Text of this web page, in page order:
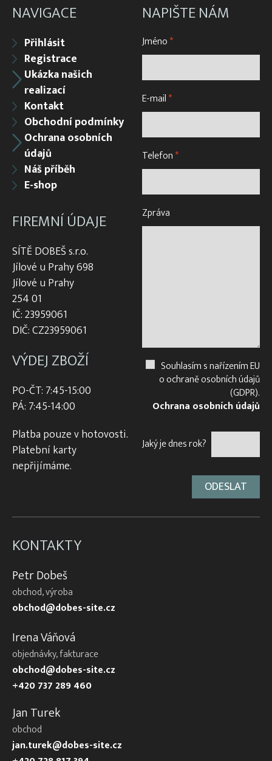
NAVIGACE
Přihlásit
Registrace
Ukázka našich
realizací
Kontakt
Obchodní podmínky
Ochrana osobních
údajů
Náš příběh
E-shop
FIREMNÍ ÚDAJE
SÍTĚ DOBEŠ s.r.o.
Jílové u Prahy 698
Jílové u Prahy
254 01
IČ: 23959061
DIČ: CZ23959061
VÝDEJ ZBOŽÍ
PO-ČT: 7:45-15:00
PÁ: 7:45-14:00
Platba pouze v hotovosti.
Platební karty
nepřijímáme.
NAPIŠTE NÁM
Jméno*
E-mail*
Telefon*
Zpráva
Souhlasím s nařízením EU
o ochraně osobních údajů
(GDPR).
Ochrana osobních údajů
Jaký je dnes rok?
KONTAKTY
Petr Dobeš
obchod, výroba
obchod@dobes-site.cz
Irena Váňová
objednávky, fakturace
obchod@dobes-site.cz
+420 737 289 460
Jan Turek
obchod
jan.turek@dobes-site.cz